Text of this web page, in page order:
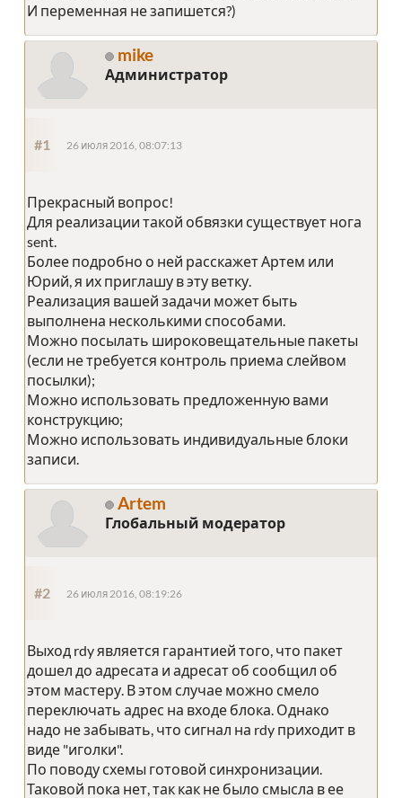
И переменная не запишется?)
mike
Администратор
#1 26 июля 2016, 08:07:13
Прекрасный вопрос!
Для реализации такой обвязки существует нога
sent.
Более подробно о ней расскажет Артем или
Юрий, я их приглашу в эту ветку.
Реализация вашей задачи может быть
выполнена несколькими способами.
Можно посылать широковещательные пакеты
(если не требуется контроль приема слейвом
посылки);
Можно использовать предложенную вами
конструкцию;
Можно использовать индивидуальные блоки
записи.
Artem
Глобальный модератор
#2 26 июля 2016, 08:19:26
Выход rdy является гарантией того, что пакет
дошел до адресата и адресат об сообщил об
этом мастеру. В этом случае можно смело
переключать адрес на входе блока. Однако
надо не забывать, что сигнал на rdy приходит в
виде "иголки".
По поводу схемы готовой синхронизации.
Таковой пока нет, так как не было смысла в ее